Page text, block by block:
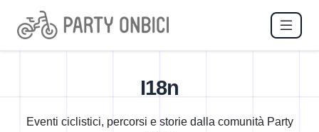
I18n
Eventi ciclistici, percorsi e storie dalla comunità Party